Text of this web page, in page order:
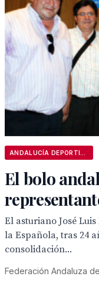
El bolo
El asturiano José
la Española, tras 24
consolidación...
Federación Andaluza